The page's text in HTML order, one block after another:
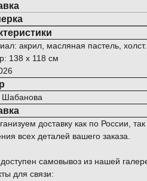
акрил, масляная пастель, холст.
138 х 118 см
Шабанова
доставку как по России,
всех деталей вашего заказа.
самовывоз из нашей
для связи: